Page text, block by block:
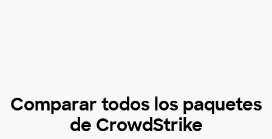
Comparar todos los paquetes
de CrowdStrike